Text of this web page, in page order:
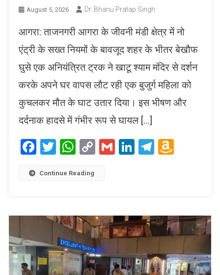
August 5, 2026 Dr. Bhanu Pratap Singh
आगरा: ताजनगरी आगरा के जीवनी मंडी क्षेत्र में नो
एंट्री के सख्त नियमों के बावजूद शहर के भीतर बेखौफ
घुसे एक अनियंत्रित ट्रक ने खाटू श्याम मंदिर से दर्शन
करके अपने घर वापस लौट रही एक बुजुर्ग महिला को
कुचलकर मौत के घाट उतार दिया। इस भीषण और
दर्दनाक हादसे में गंभीर रूप से घायल […]
Facebook
Twitter
WhatsApp
CopyGmailLinkedIn
Telegram
Continue Reading